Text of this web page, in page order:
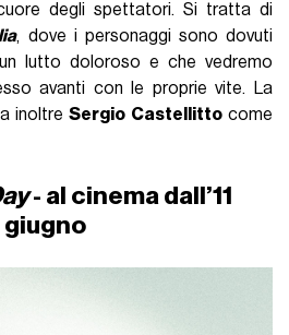
degli spettatori. Si tratta di
, dove i personaggi sono dovuti
lutto doloroso e che vedremo
avanti con le proprie vite. La
inoltreSergio Castellittocome
- al cinema dall’11
giugno